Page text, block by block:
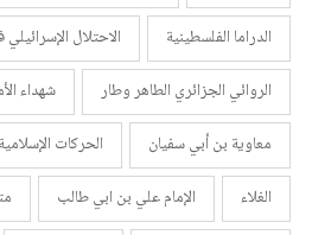
الدراما الفلسطينية
الاحتلال
الروائي الجزائري الطاهر وطار
شهداء
معاوية بن أبي سفيان
الحركات
الغلاء
الإمام علي بن ابي طالب